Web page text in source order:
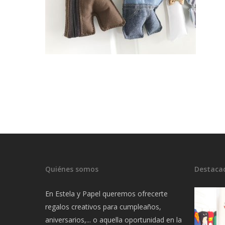
Quiénes somos
En Estela y Papel queremos ofrecerte
regalos creativos para cumpleaños,
aniversarios,... o aquella oportunidad en la